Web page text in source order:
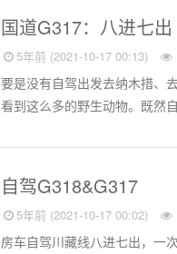
国道G317：八进七出
5年前 (2021-10-17 00:13)
要是没有自驾出发去纳木措、
看到这么多的野生动物。既然
自驾G318&G317
5年前 (2021-10-17 00:02)
房车自驾川藏线八进七出，一